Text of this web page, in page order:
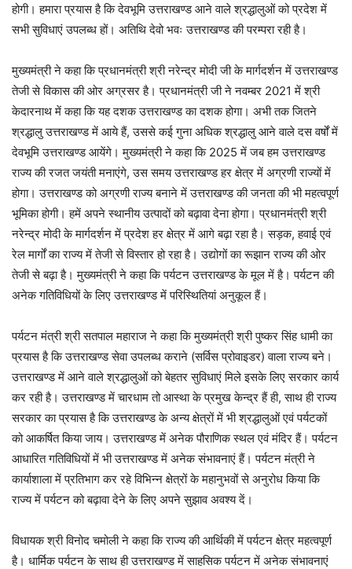
होगी। हमारा प्रयास है कि देवभूमि उत्तराखण्ड आने वाले श्रद्धालुओं को प्रदेश में
सभी सुविधाएं उपलब्ध हों। अतिथि देवो भवः उत्तराखण्ड की परम्परा रही है।
मुख्यमंत्री ने कहा कि प्रधानमंत्री श्री नरेन्द्र मोदी जी के मार्गदर्शन में उत्तराखण्ड
तेजी से विकास की ओर अग्रसर है। प्रधानमंत्री जी ने नवम्बर 2021 में श्री
केदारनाथ में कहा कि यह दशक उत्तराखण्ड का दशक होगा। अभी तक जितने
श्रद्धालु उत्तराखण्ड में आये हैं, उससे कई गुना अधिक श्रद्धालु आने वाले दस वर्षों में
देवभूमि उत्तराखण्ड आयेंगे। मुख्यमंत्री ने कहा कि 2025 में जब हम उत्तराखण्ड
राज्य की रजत जयंती मनाएंगे, उस समय उत्तराखण्ड हर क्षेत्र में अग्रणी राज्यों में
होगा। उत्तराखण्ड को अग्रणी राज्य बनाने में उत्तराखण्ड की जनता की भी महत्वपूर्ण
भूमिका होगी। हमें अपने स्थानीय उत्पादों को बढ़ावा देना होगा। प्रधानमंत्री श्री
नरेन्द्र मोदी के मार्गदर्शन में प्रदेश हर क्षेत्र में आगे बढ़ा रहा है। सड़क, हवाई एवं
रेल मार्गों का राज्य में तेजी से विस्तार हो रहा है। उद्योगों का रूझान राज्य की ओर
तेजी से बढ़ा है। मुख्यमंत्री ने कहा कि पर्यटन उत्तराखण्ड के मूल में है। पर्यटन की
अनेक गतिविधियों के लिए उत्तराखण्ड में परिस्थितियां अनुकूल हैं।
पर्यटन मंत्री श्री सतपाल महाराज ने कहा कि मुख्यमंत्री श्री पुष्कर सिंह धामी का
प्रयास है कि उत्तराखण्ड सेवा उपलब्ध कराने (सर्विस प्रोवाइडर) वाला राज्य बने।
उत्तराखण्ड में आने वाले श्रद्धालुओं को बेहतर सुविधाएं मिले इसके लिए सरकार कार्य
कर रही है। उत्तराखण्ड में चारधाम तो आस्था के प्रमुख केन्द्र हैं ही, साथ ही राज्य
सरकार का प्रयास है कि उत्तराखण्ड के अन्य क्षेत्रों में भी श्रद्धालुओं एवं पर्यटकों
को आकर्षित किया जाय। उत्तराखण्ड में अनेक पौराणिक स्थल एवं मंदिर हैं। पर्यटन
आधारित गतिविधियों में भी उत्तराखण्ड में अनेक संभावनाएं हैं। पर्यटन मंत्री ने
कार्याशाला में प्रतिभाग कर रहे विभिन्न क्षेत्रों के महानुभवों से अनुरोध किया कि
राज्य में पर्यटन को बढ़ावा देने के लिए अपने सुझाव अवश्य दें।
विधायक श्री विनोद चमोली ने कहा कि राज्य की आर्थिकी में पर्यटन क्षेत्र महत्वपूर्ण
है। धार्मिक पर्यटन के साथ ही उत्तराखण्ड में साहसिक पर्यटन में अनेक संभावनाएं